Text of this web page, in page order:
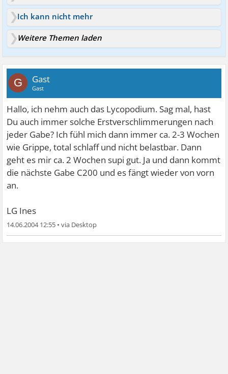
Ich kann nicht mehr
Weitere Themen laden
G Gast
Gast
Hallo, ich nehm auch das Lycopodium. Sag mal, hast
Du auch immer solche Erstverschlimmerungen nach
jeder Gabe? Ich fühl mich dann immer ca. 2-3 Wochen
wie Grippe, total schlaff und nicht belastbar. Dann
geht es mir ca. 2 Wochen supi gut. Ja und dann kommt
die nächste Gabe C200 und es fängt wieder von vorn
an.
LG Ines
14.06.2004 12:55 •